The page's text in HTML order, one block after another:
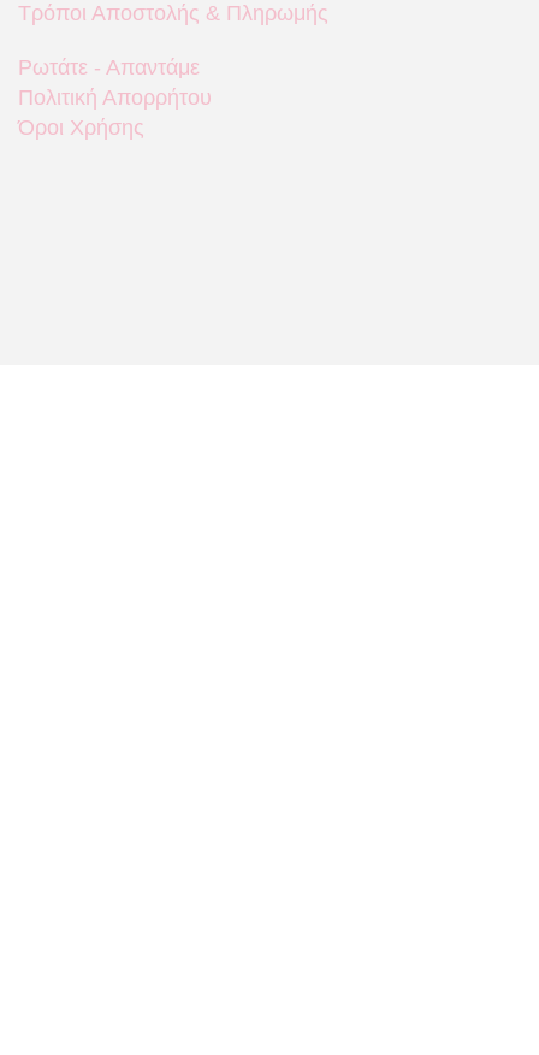
Τρόποι Αποστολής & Πληρωμής
Ρωτάτε - Απαντάμε
Πολιτική Απορρήτου
Όροι Χρήσης